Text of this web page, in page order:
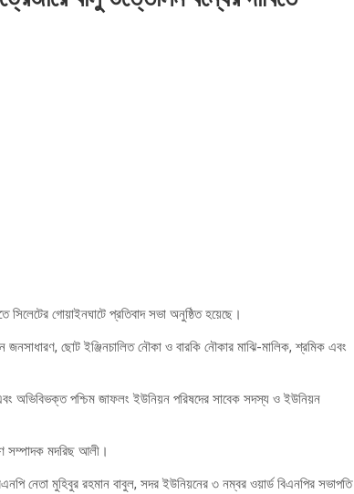
সিলেটের গোয়াইনঘাটে প্রতিবাদ সভা অনুষ্ঠিত হয়েছে।
ছোট ইঞ্জিনচালিত নৌকা ও বারকি নৌকার মাঝি-মালিক, শ্রমিক এবং
অভিবিভক্ত পশ্চিম জাফলং ইউনিয়ন পরিষদের সাবেক সদস্য ও ইউনিয়ন
সম্পাদক মদরিছ আলী।
নেতা মুহিবুর রহমান বাবুল, সদর ইউনিয়নের ৩ নম্বর ওয়ার্ড বিএনপির সভাপতি